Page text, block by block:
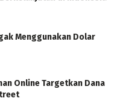
Menggunakan Dolar
Online Targetkan Dana